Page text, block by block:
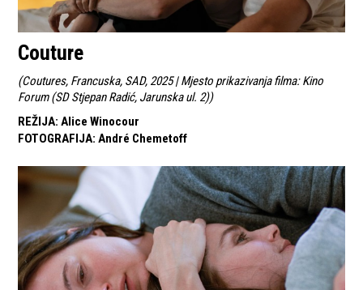
Couture
(Coutures, Francuska, SAD, 2025 | Mjesto prikazivanja filma: Kino
Forum (SD Stjepan Radić, Jarunska ul. 2))
REŽIJA: Alice Winocour
FOTOGRAFIJA: André Chemetoff